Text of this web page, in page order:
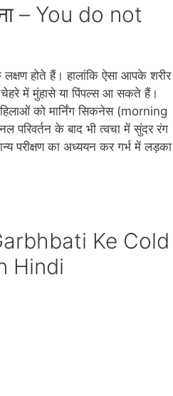
– You do not
होते हैं। हालांकि ऐसा आपके
चेहरे में मुंहासे या पिंपल्‍स आ सकते हैं।
को मार्निंग सिकनेस (morning
परिवर्तन के बाद भी त्‍वचा में सुंदर रंग
परीक्षण का अध्‍ययन कर गर्भ में लड़का
Ke Cold
Hindi